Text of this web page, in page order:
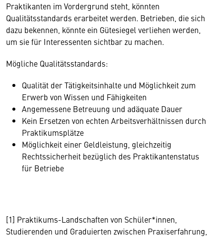
Praktikanten im Vordergrund steht, könnten
Qualitätsstandards erarbeitet werden. Betrieben, die sich
dazu bekennen, könnte ein Gütesiegel verliehen werden,
um sie für Interessenten sichtbar zu machen.
Mögliche Qualitätsstandards:
Qualität der Tätigkeitsinhalte und Möglichkeit zum
Erwerb von Wissen und Fähigkeiten
Angemessene Betreuung und adäquate Dauer
Kein Ersetzen von echten Arbeitsverhältnissen durch
Praktikumsplätze
Möglichkeit einer Geldleistung, gleichzeitig
Rechtssicherheit bezüglich des Praktikantenstatus
für Betriebe
[1] Praktikums-Landschaften von Schüler*innen,
Studierenden und Graduierten zwischen Praxiserfahrung,